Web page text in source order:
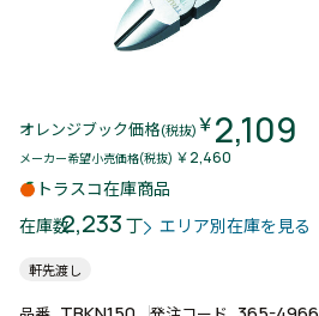
オレンジブック価格(税抜) ￥2,109
メーカー希望小売価格(税抜) ￥2,460
トラスコ在庫商品
在庫数2,233丁 エリア別在庫を見る
軒先渡し